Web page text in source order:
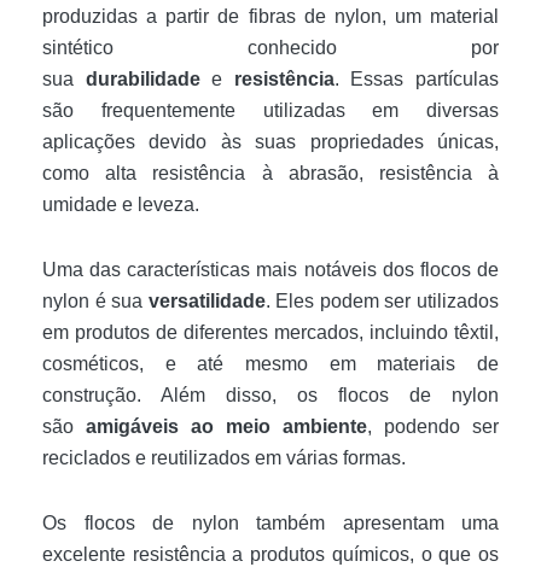
produzidas a partir de fibras de nylon, um material
sintético conhecido por
sua durabilidadee resistência. Essas partículas
são frequentemente utilizadas em diversas
aplicações devido às suas propriedades únicas,
como alta resistência à abrasão, resistência à
umidade e leveza.
Uma das características mais notáveis dos flocos de
nylon é sua versatilidade. Eles podem ser utilizados
em produtos de diferentes mercados, incluindo têxtil,
cosméticos, e até mesmo em materiais de
construção. Além disso, os flocos de nylon
são amigáveis ao meio ambiente, podendo ser
reciclados e reutilizados em várias formas.
Os flocos de nylon também apresentam uma
excelente resistência a produtos químicos, o que os